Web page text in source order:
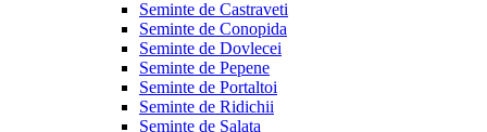
Seminte de Castraveti
Seminte de Conopida
Seminte de Dovlecei
Seminte de Pepene
Seminte de Portaltoi
Seminte de Ridichii
Seminte de Salata